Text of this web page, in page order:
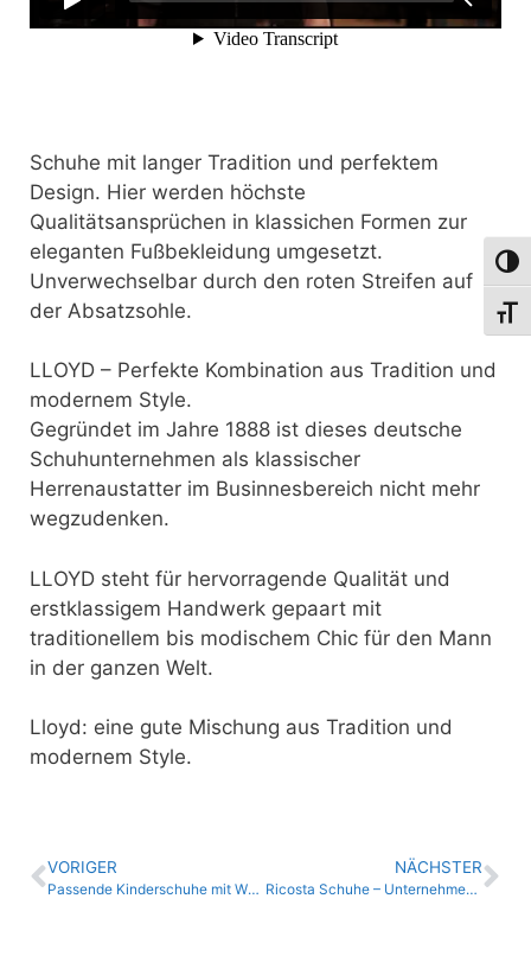
Schuhe mit langer Tradition und perfektem
Design. Hier werden höchste
Qualitätsansprüchen in klassichen Formen zur
eleganten Fußbekleidung umgesetzt.
Unverwechselbar durch den roten Streifen auf
der Absatzsohle.
LLOYD – Perfekte Kombination aus Tradition und
modernem Style.
Gegründet im Jahre 1888 ist dieses deutsche
Schuhunternehmen als klassischer
Herrenaustatter im Businnesbereich nicht mehr
wegzudenken.
LLOYD steht für hervorragende Qualität und
erstklassigem Handwerk gepaart mit
traditionellem bis modischem Chic für den Mann
in der ganzen Welt.
Lloyd: eine gute Mischung aus Tradition und
modernem Style.
VORIGER
Passende Kinderschuhe mit WMS
NÄCHSTER
Ricosta Schuhe – Unternehmensfilm